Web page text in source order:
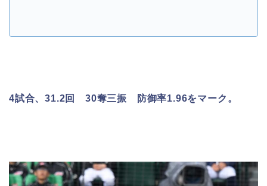
4試合、31.2回 30奪三振 防御率1.96をマーク。